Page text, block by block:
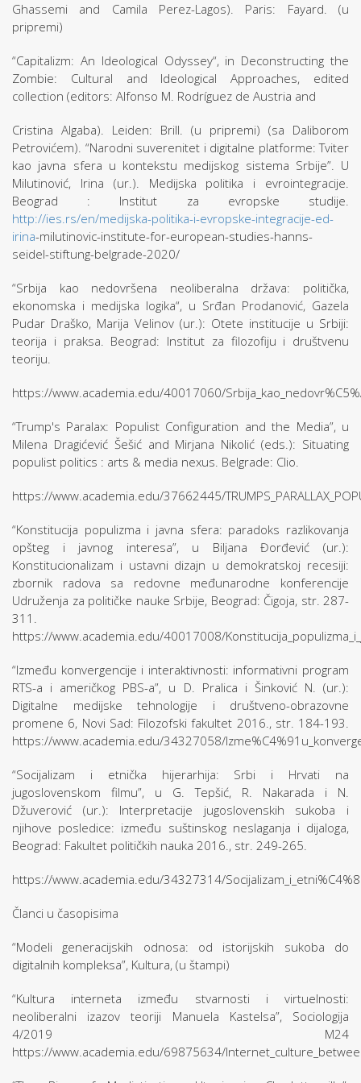
Ghassemi and Camila Perez-Lagos). Paris: Fayard. (u
pripremi)
“Capitalizm: An Ideological Odyssey“, in Deconstructing the
Zombie: Cultural and Ideological Approaches, edited
collection (editors: Alfonso M. Rodríguez de Austria and
Cristina Algaba). Leiden: Brill. (u pripremi) (sa Daliborom
Petrovićem). “Narodni suverenitet i digitalne platforme: Tviter
kao javna sfera u kontekstu medijskog sistema Srbije”. U
Milutinović, Irina (ur.). Medijska politika i evrointegracije.
Beograd : Institut za evropske studije.
http://ies.rs/en/medijska-politika-i-evropske-integracije-ed-
irina-milutinovic-institute-for-european-studies-hanns-
seidel-stiftung-belgrade-2020/
“Srbija kao nedovršena neoliberalna država: politička,
ekonomska i medijska logika“, u Srđan Prodanović, Gazela
Pudar Draško, Marija Velinov (ur.): Otete institucije u Srbiji:
teorija i praksa. Beograd: Institut za filozofiju i društvenu
teoriju.
https://www.academia.edu/40017060/
“Trump's Paralax: Populist Configuration and the Media”, u
Milena Dragićević Šešić and Mirjana Nikolić (eds.): Situating
populist politics : arts & media nexus. Belgrade: Clio.
https://www.academia.edu/37662445/
“Konstitucija populizma i javna sfera: paradoks razlikovanja
opšteg i javnog interesa”, u Biljana Đorđević (ur.):
Konstitucionalizam i ustavni dizajn u demokratskoj recesiji:
zbornik radova sa redovne međunarodne konferencije
Udruženja za političke nauke Srbije, Beograd: Čigoja, str. 287-
311.
https://www.academia.edu/40017008/
“Između konvergencije i interaktivnosti: informativni program
RTS-a i američkog PBS-a”, u D. Pralica i Šinković N. (ur.):
Digitalne medijske tehnologije i društveno-obrazovne
promene 6, Novi Sad: Filozofski fakultet 2016., str. 184-193.
https://www.academia.edu/34327058/
“Socijalizam i etnička hijerarhija: Srbi i Hrvati na
jugoslovenskom filmu”, u G. Tepšić, R. Nakarada i N.
Džuverović (ur.): Interpretacije jugoslovenskih sukoba i
njihove posledice: između suštinskog neslaganja i dijaloga,
Beograd: Fakultet političkih nauka 2016., str. 249-265.
https://www.academia.edu/34327314/
Članci u časopisima
“Modeli generacijskih odnosa: od istorijskih sukoba do
digitalnih kompleksa”, Kultura, (u štampi)
“Kultura interneta između stvarnosti i virtuelnosti:
neoliberalni izazov teoriji Manuela Kastelsa”, Sociologija
4/2019 M24
https://www.academia.edu/69875634/